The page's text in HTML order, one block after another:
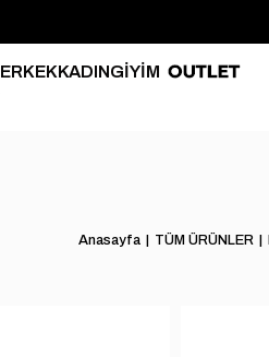
ERKEKKADINGİYİM
Anasayfa TÜM ÜRÜNLER